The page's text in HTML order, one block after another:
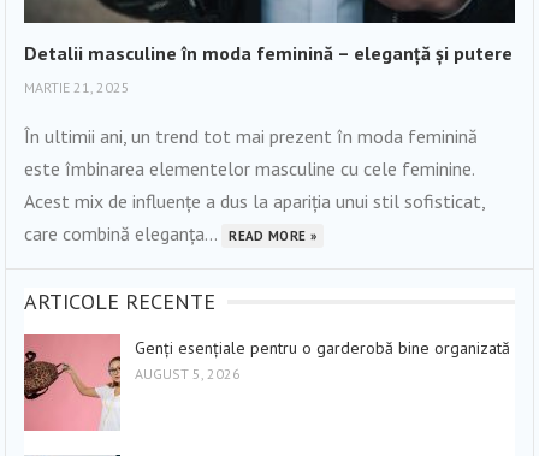
Detalii masculine în moda feminină – eleganță și putere
MARTIE 21, 2025
În ultimii ani, un trend tot mai prezent în moda feminină
este îmbinarea elementelor masculine cu cele feminine.
Acest mix de influențe a dus la apariția unui stil sofisticat,
care combină eleganța...
READ MORE »
ARTICOLE RECENTE
Genți esențiale pentru o garderobă bine organizată
AUGUST 5, 2026